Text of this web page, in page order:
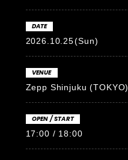
DATE
2026.10.25(Sun)
VENUE
Zepp Shinjuku (TOKYO)
OPEN / START
17:00 / 18:00